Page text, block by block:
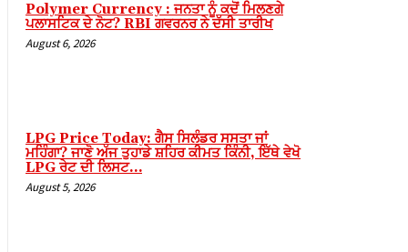
Polymer Currency : ਜਨਤਾ ਨੂੰ ਕਦੋਂ ਮਿਲਣਗੇ
ਪਲਾਸਟਿਕ ਦੇ ਨੋਟ? RBI ਗਵਰਨਰ ਨੇ ਦੱਸੀ ਤਾਰੀਖ
August 6, 2026
LPG Price Today: ਗੈਸ ਸਿਲੰਡਰ ਸਸਤਾ ਜਾਂ
ਮਹਿੰਗਾ? ਜਾਣੋ ਅੱਜ ਤੁਹਾਡੇ ਸ਼ਹਿਰ ਕੀਮਤ ਕਿੰਨੀ, ਇੱਥੇ ਵੇਖੋ
LPG ਰੇਟ ਦੀ ਲਿਸਟ…
August 5, 2026